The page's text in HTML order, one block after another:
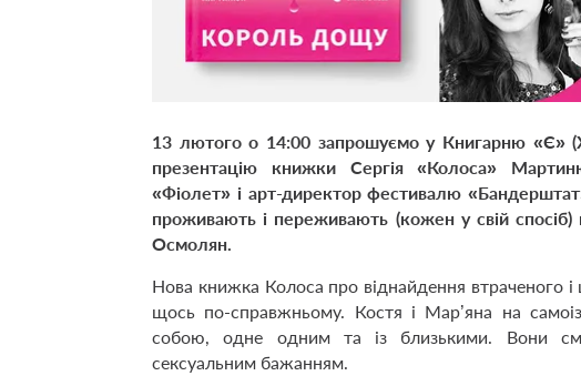
13 лютогоо 14:00 запрошуємо у Книгарню «Є»(
презентацію книжки Сергія «Колоса»
«Фіолет» і арт-директор фестивалю
проживають і переживають (кожен у свій
Осмолян.
Нова книжка Колоса про віднайдення втраченого і
щось по-справжньому. Костя і Мар’яна на
собою, одне одним та із близькими. Вони
сексуальним бажанням.